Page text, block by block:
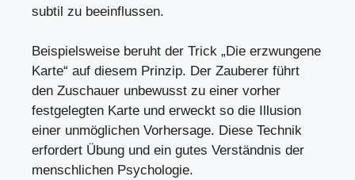
subtil zu beeinflussen.
Beispielsweise beruht der Trick „Die erzwungene
Karte“ auf diesem Prinzip. Der Zauberer führt
den Zuschauer unbewusst zu einer vorher
festgelegten Karte und erweckt so die Illusion
einer unmöglichen Vorhersage. Diese Technik
erfordert Übung und ein gutes Verständnis der
menschlichen Psychologie.